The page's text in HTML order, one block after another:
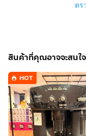
ตร
สินค้าที่คุณอาจจะสนใ
HOT